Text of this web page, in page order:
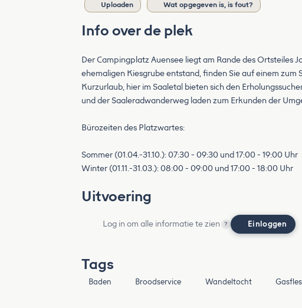
Uploaden Wat opgegeven is, is fout?
Info over de plek
Der Campingplatz Auensee liegt am Rande des Ortsteiles
ehemaligen Kiesgrube entstand, finden Sie auf einem
Kurzurlaub, hier im Saaletal bieten sich den
und der Saaleradwanderweg laden zum Erkunden der
Bürozeiten des Platzwartes:
Sommer (01.04.-31.10.): 07:30 - 09:30 und 17:00 - 19:00 Uhr
Winter (01.11.-31.03.): 08:00 - 09:00 und 17:00 - 18:00 Uhr
Uitvoering
Log in om alle informatie te zien ? Einloggen
Tags
Baden Broodservice Wandeltocht